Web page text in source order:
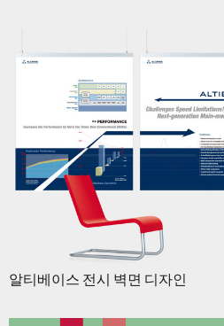
알티베이스 전시 벽면 디자인